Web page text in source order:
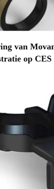
van
op CES